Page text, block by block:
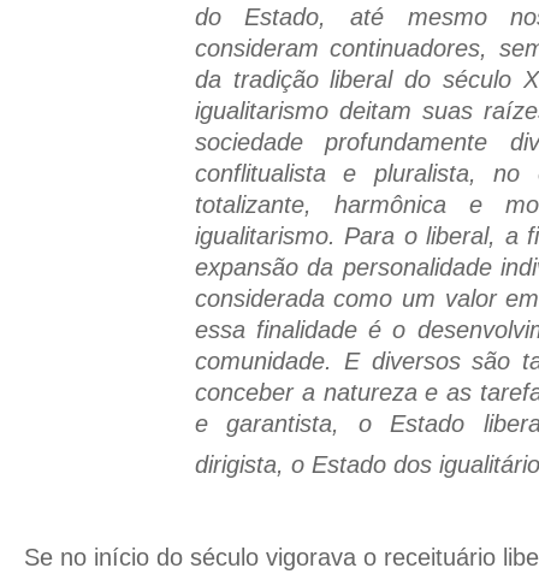
do Estado, até mesmo
consideram continuadores,
da tradição liberal do século
igualitarismo deitam suas
sociedade profundamente
conflitualista e pluralista, no
totalizante, harmônica e
igualitarismo. Para o liberal, a
expansão da personalidade
considerada como um valor
essa finalidade é o
comunidade. E diversos são
conceber a natureza e as
e garantista, o Estado
dirigista, o Estado dos
Se no início do século vigorava o receituário